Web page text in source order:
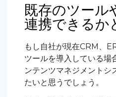
既存のツール
連携できるか
もし自社が現在CRM、
ツールを導入している場
ンテンツマネジメントシ
たいと思うでしょう。